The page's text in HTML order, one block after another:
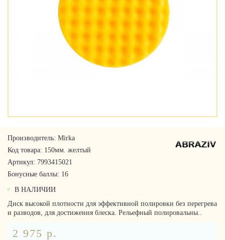
Производитель: Mirka
Код товара: 150мм. желтый
Артикул: 7993415021
Бонусные баллы: 16
В НАЛИЧИИ
Диск высокой плотности для эффективной полировки без перегрева
и разводов, для достижения блеска. Рельефный полировальны..
2 975 р.